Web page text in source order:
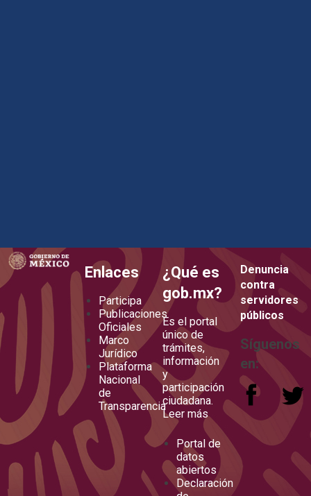
how to embed google map in website
Enlaces
Participa
Publicaciones
Oficiales
Marco
Jurídico
Plataforma
Nacional
de
Transparencia
¿Qué es
gob.mx?
Es el portal
único de
trámites,
información
y
participación
ciudadana.
Leer más
Portal de
datos
abiertos
Declaración
Denuncia
contra
servidores
públicos
Síguenos
en: